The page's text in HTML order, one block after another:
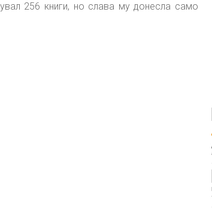
256 книги, но слава му донесла само